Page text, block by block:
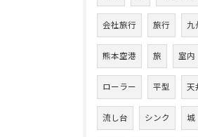
会社旅行 旅行 九
熊本空港 旅 室内
ローラー 平型 天
流し台 シンク 城